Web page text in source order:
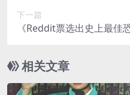
下一篇
《Reddit票选出史上最佳
相关文章